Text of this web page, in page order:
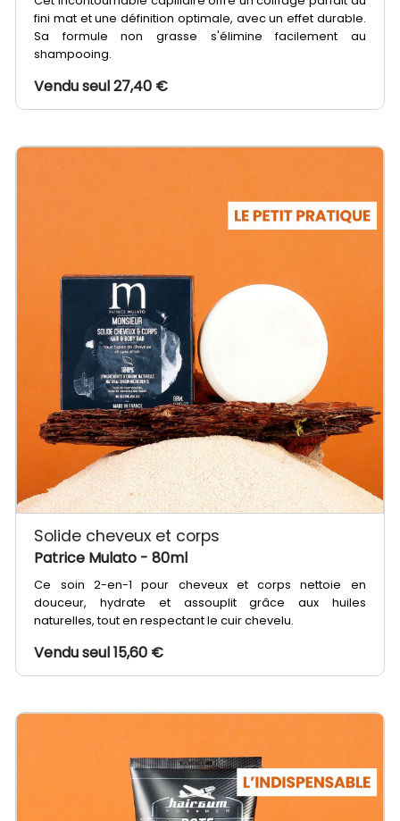
fini mat et une définition optimale, avec un effet durable.
Sa formule non grasse s'élimine facilement au
shampooing.
Vendu seul 27,40 €
Solide cheveux et corps
Patrice Mulato - 80ml
Ce soin 2-en-1 pour cheveux et corps nettoie en
douceur, hydrate et assouplit grâce aux huiles
naturelles, tout en respectant le cuir chevelu.
Vendu seul 15,60 €